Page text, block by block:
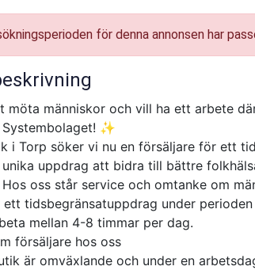
för denna annonsen har
möta människor och vill ha ett arbete
✨
i Torp söker vi nu en försäljare för ett
uppdrag att bidra till bättre
oss står service och omtanke om
ett tidsbegränsatuppdrag under
mellan 4-8 timmar per dag.
försäljare hos oss
är omväxlande och under en